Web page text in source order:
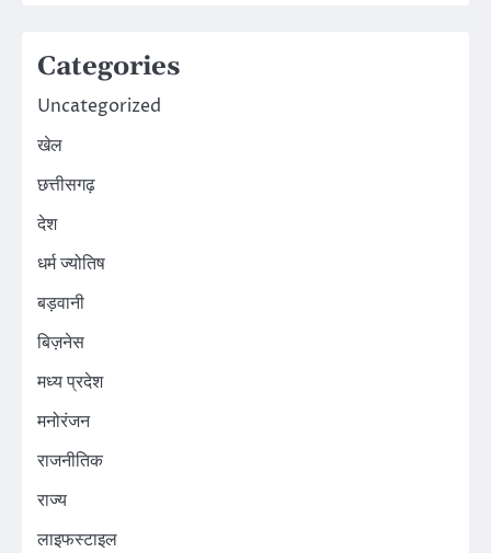
Categories
Uncategorized
खेल
छत्तीसगढ़
देश
धर्म ज्योतिष
बड़वानी
बिज़नेस
मध्य प्रदेश
मनोरंजन
राजनीतिक
राज्य
लाइफस्टाइल